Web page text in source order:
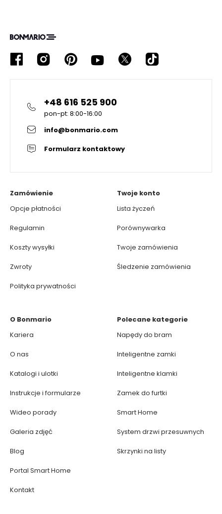
+48 616 525 900
pon-pt: 8:00-16:00
info@bonmario.com
Formularz kontaktowy
Zamówienie
Opcje płatności
Regulamin
Koszty wysyłki
Zwroty
Polityka prywatności
Twoje konto
Lista życzeń
Porównywarka
Twoje zamówienia
Śledzenie zamówienia
O Bonmario
Kariera
O nas
Katalogi i ulotki
Instrukcje i formularze
Wideo porady
Galeria zdjęć
Blog
Portal Smart Home
Kontakt
Polecane kategorie
Napędy do bram
Inteligentne zamki
Inteligentne klamki
Zamek do furtki
Smart Home
System drzwi przesuwnych
Skrzynki na listy